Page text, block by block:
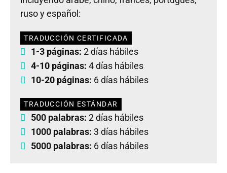
ruso y español:
TRADUCCIÓN CERTIFICADA
1-3 páginas: 2 días hábiles
4-10 páginas: 4 días hábiles
10-20 páginas: 6 días hábiles
TRADUCCIÓN ESTÁNDAR
500 palabras: 2 días hábiles
1000 palabras: 3 días hábiles
5000 palabras: 6 días hábiles